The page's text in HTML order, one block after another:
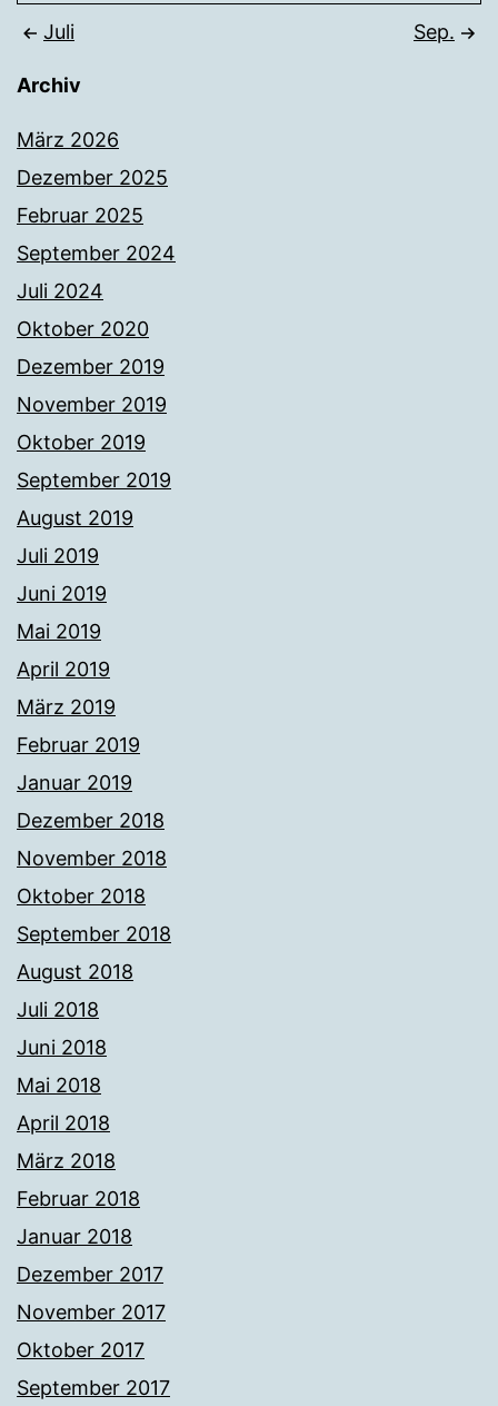
Juli Sep.
Archiv
März 2026
Dezember 2025
Februar 2025
September 2024
Juli 2024
Oktober 2020
Dezember 2019
November 2019
Oktober 2019
September 2019
August 2019
Juli 2019
Juni 2019
Mai 2019
April 2019
März 2019
Februar 2019
Januar 2019
Dezember 2018
November 2018
Oktober 2018
September 2018
August 2018
Juli 2018
Juni 2018
Mai 2018
April 2018
März 2018
Februar 2018
Januar 2018
Dezember 2017
November 2017
Oktober 2017
September 2017